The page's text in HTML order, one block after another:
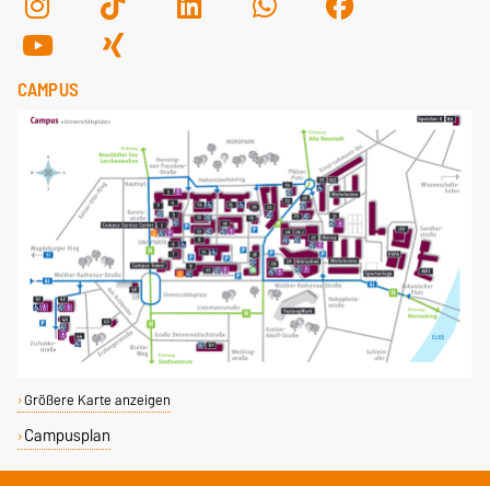
CAMPUS
Größere Karte anzeigen
Campusplan